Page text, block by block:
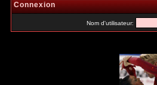
Connexion
Nom d'utilisateur: